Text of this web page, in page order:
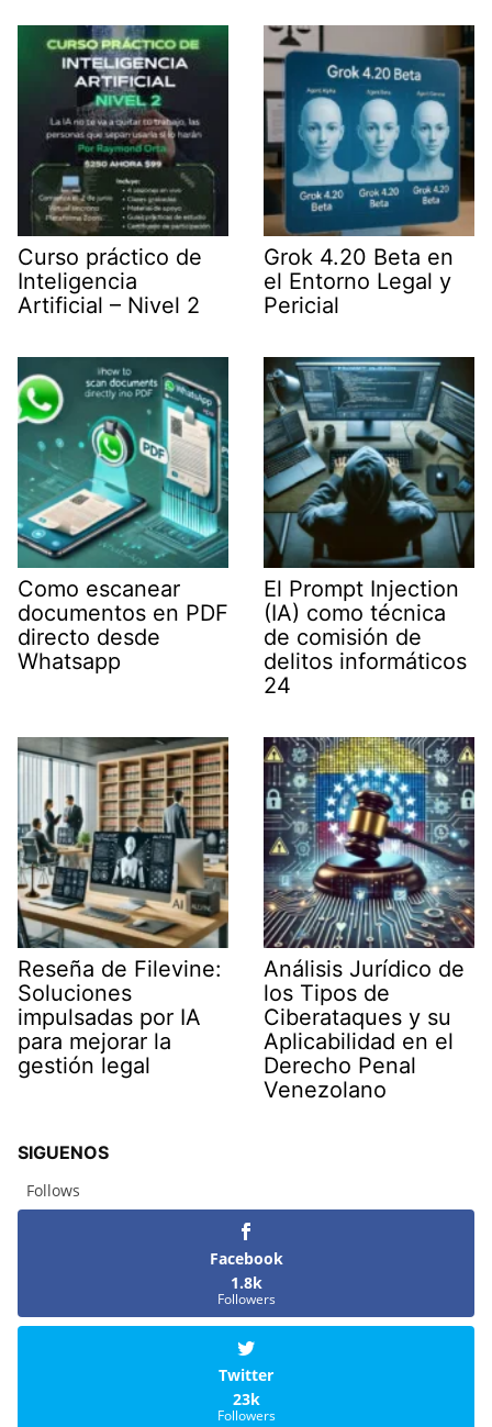
e
r
)
n
p
m
Curso práctico de
Inteligencia
Artificial – Nivel 2
Grok 4.20 Beta en
el Entorno Legal y
Pericial
Como escanear
documentos en PDF
directo desde
Whatsapp
El Prompt Injection
(IA) como técnica
de comisión de
delitos informáticos
24
Reseña de Filevine:
Soluciones
impulsadas por IA
para mejorar la
gestión legal
Análisis Jurídico de
los Tipos de
Ciberataques y su
Aplicabilidad en el
Derecho Penal
Venezolano
SIGUENOS
Follows
Facebook
1.8k
Followers
Twitter
23k
Followers